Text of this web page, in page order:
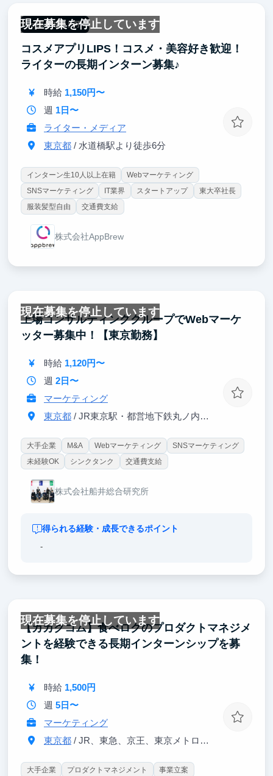
現在募集を停止しています
一部リモート可
コスメアプリLIPS！コスメ・美容好き歓迎！
ライターの長期インターン募集♪
時給 1,150円〜
週 1日〜
ライター・メディア
東京都/ 水道橋駅より徒歩6分
インターン生10人以上在籍
Webマーケティング
SNSマーケティング
IT業界 スタートアップ
東大卒社長
服装髪型自由
交通費支給
株式会社AppBrew
現在募集を停止しています
上場コンサルティンググループでWebマーケ
ッター募集中！【東京勤務】
時給 1,120円〜
週 2日〜
マーケティング
東京都/ JR東京駅・都営地下鉄丸ノ内線大手町駅
大手企業 M&A Webマーケティング
SNSマーケティング
未経験OK
シンクタンク 交通費支給
株式会社船井総合研究所
得られる経験・成長できるポイント
-
現在募集を停止しています
【カカクコム】食べログのプロダクトマネジメ
ントを経験できる長期インターンシップを募
集！
時給 1,500円
週 5日〜
マーケティング
東京都/ JR、東急、京王、東京メトロ各線「渋谷駅」徒歩5分
大手企業 プロダクトマネジメント
事業立案